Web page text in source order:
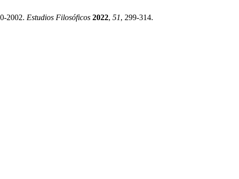
2002. Estudios Filosóficos 2022, 51, 299-314.